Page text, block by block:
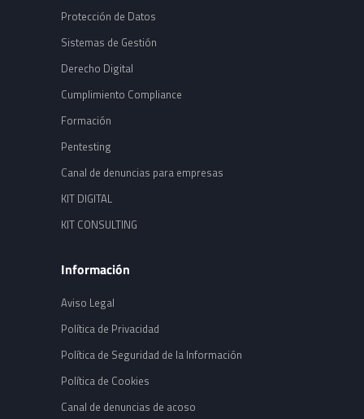
Protección de Datos
Sistemas de Gestión
Derecho Digital
Cumplimiento Compliance
Formación
Pentesting
Canal de denuncias para empresas
KIT DIGITAL
KIT CONSULTING
Información
Aviso Legal
Política de Privacidad
Política de Seguridad de la Información
Política de Cookies
Canal de denuncias de acoso